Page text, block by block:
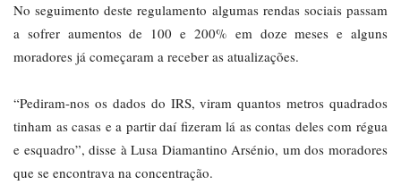
No seguimento deste regulamento algumas rendas sociais passam
a sofrer aumentos de 100 e 200% em doze meses e alguns
moradores já começaram a receber as atualizações.
“Pediram-nos os dados do IRS, viram quantos metros quadrados
tinham as casas e a partir daí fizeram lá as contas deles com régua
e esquadro”, disse à Lusa Diamantino Arsénio, um dos moradores
que se encontrava na concentração.